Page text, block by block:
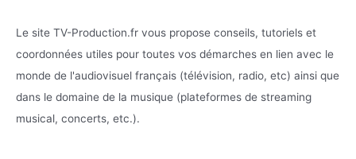
Le site TV-Production.fr vous propose conseils, tutoriels et
coordonnées utiles pour toutes vos démarches en lien avec le
monde de l'audiovisuel français (télévision, radio, etc) ainsi que
dans le domaine de la musique (plateformes de streaming
musical, concerts, etc.).